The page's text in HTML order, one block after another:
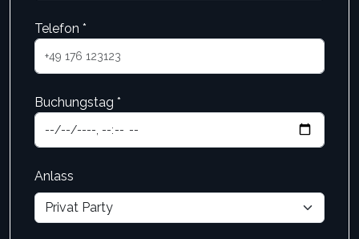
Telefon *
Buchungstag *
Anlass